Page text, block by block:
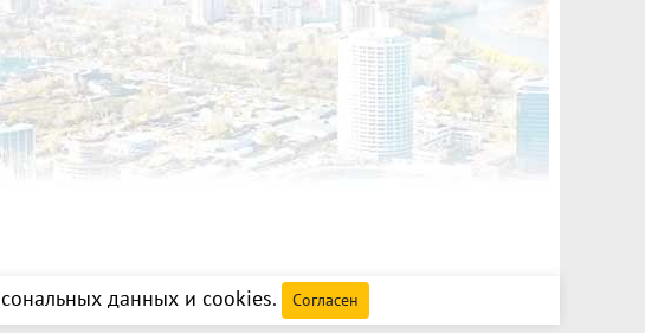
данных и cookies. Согласен